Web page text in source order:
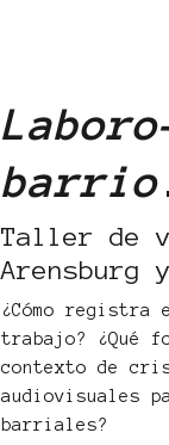
barrio
Taller de
Arensburg
¿Cómo registra
trabajo? ¿Qué
contexto de
audiovisuales
barriales?